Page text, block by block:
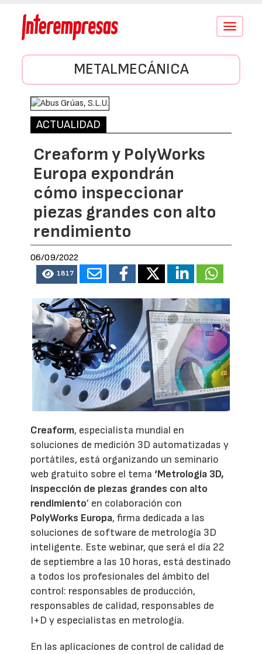
Conmutar
METALMECÁNICA
ACTUALIDAD
Creaform y PolyWorks
Europa expondrán
cómo inspeccionar
piezas grandes con alto
rendimiento
06/09/2022
1817
Creaform, especialista mundial en
soluciones de medición 3D automatizadas y
portátiles, está organizando un seminario
web gratuito sobre el tema ‘Metrología 3D,
inspección de piezas grandes con alto
rendimiento’ en colaboración con
PolyWorks Europa, firma dedicada a las
soluciones de software de metrología 3D
inteligente. Este webinar, que será el día 22
de septiembre a las 10 horas, está destinado
a todos los profesionales del ámbito del
control: responsables de producción,
responsables de calidad, responsables de
I+D y especialistas en metrología.
En las aplicaciones de control de calidad de